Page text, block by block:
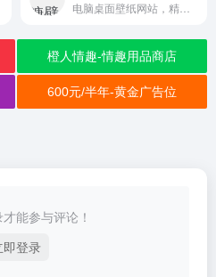
橙人情趣-情趣用品商店
600元/半年-黄金广告位
能参与评论！
即登录